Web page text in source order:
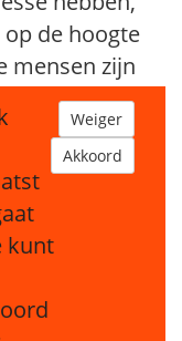
de hoogte
mensen zijn
nieuw
kunt
Weiger
Akkoord